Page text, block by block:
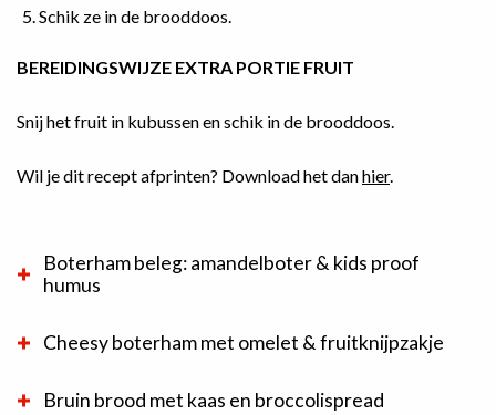
Schik ze in de brooddoos.
BEREIDINGSWIJZE EXTRA PORTIE FRUIT
Snij het fruit in kubussen en schik in de brooddoos.
Wil je dit recept afprinten? Download het danhier.
Boterham beleg: amandelboter & kids proof
humus
Cheesy boterham met omelet & fruitknijpzakje
Bruin brood met kaas en broccolispread